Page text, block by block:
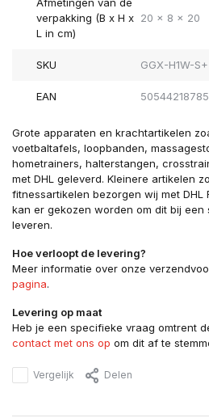
Afmetingen van de
verpakking (B x H x
L in cm)
20 x 8 x 20
SKU GGX-H1W-S+
EAN
Grote apparaten en krachtartikelen
voetbaltafels, loopbanden,
hometrainers, halterstangen,
met DHL geleverd. Kleinere artikelen
fitnessartikelen bezorgen wij met DHL
kan er gekozen worden om dit bij
leveren.
Hoe verloopt de levering?
Meer informatie over onze
pagina.
Levering op maat
Heb je een specifieke vraag omtrent
contact met ons op om dit af te
Vergelijk Delen